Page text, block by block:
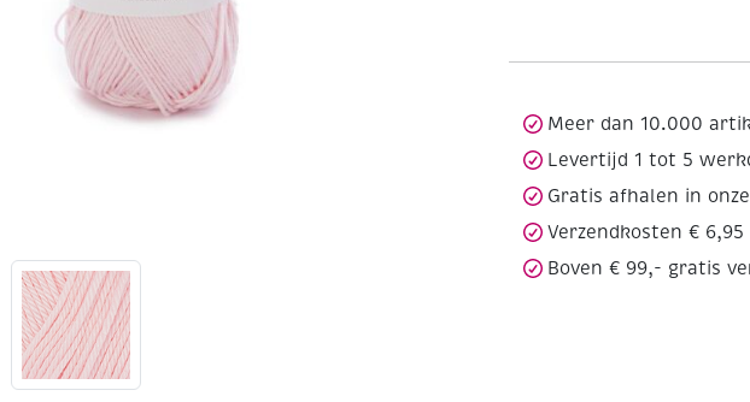
Meer dan 10.000
Levertijd 1 tot 5
Gratis afhalen in
Verzendkosten € 6,95
Boven € 99,- gratis